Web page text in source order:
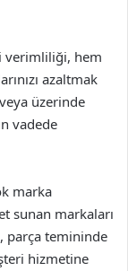
verimliliği, hem
azaltmak
üzerinde
vadede
marka
sunan markaları
parça temininde
hizmetine